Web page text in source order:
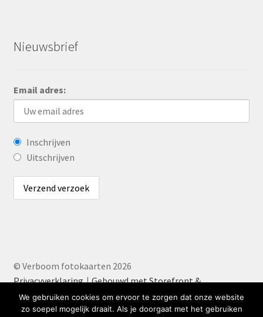
Nieuwsbrief
Email adres:
Inschrijven
Uitschrijven
© Verboom fotokaarten 2026
Privacyverklaring
Gebouwd met Storefront &
WooCommerce.
We gebruiken cookies om ervoor te zorgen dat onze website
zo soepel mogelijk draait. Als je doorgaat met het gebruiken